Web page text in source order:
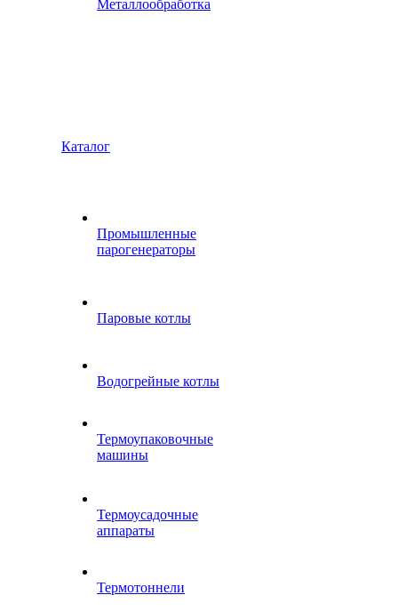
Металлообработка
Каталог
Промышленные
парогенераторы
Паровые котлы
Водогрейные котлы
Термоупаковочные
машины
Термоусадочные
аппараты
Термотоннели